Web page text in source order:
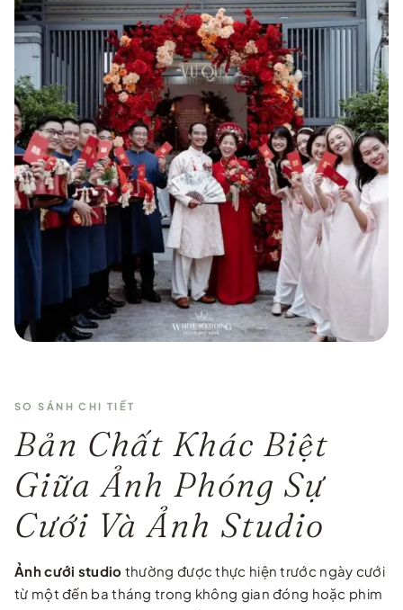
SO SÁNH CHI TIẾT
Bản Chất Khác Biệt
Giữa Ảnh Phóng Sự
Cưới Và Ảnh Studio
Ảnh cưới studio thường được thực hiện trước ngày cưới
từ một đến ba tháng trong không gian đóng hoặc phim